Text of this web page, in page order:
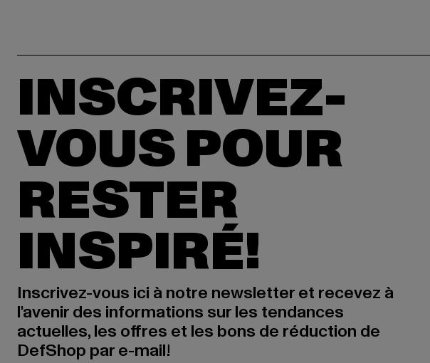
INSCRIVEZ-
VOUS POUR
RESTER
INSPIRÉ!
Inscrivez-vous ici à notre newsletter et recevez à
l'avenir des informations sur les tendances
actuelles, les offres et les bons de réduction de
DefShop par e-mail!